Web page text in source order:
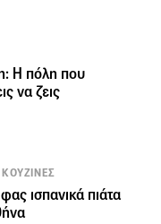
Η πόλη που
να ζεις
ισπανικά πιάτα